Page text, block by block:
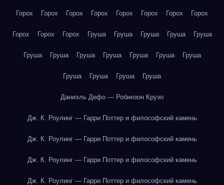
Горох Горох Горох Горох Горох Горох Горох Горох
Горох Горох Горох Груша Груша Груша Груша Груша
Груша Груша Груша Груша Груша Груша Груша
Груша Груша Груша Груша
Даниэль Дефо — Робинзон Крузо
Дж. К. Роулинг — Гарри Поттер и философский камень
Дж. К. Роулинг — Гарри Поттер и философский камень
Дж. К. Роулинг — Гарри Поттер и философский камень
Дж. К. Роулинг — Гарри Поттер и философский камень